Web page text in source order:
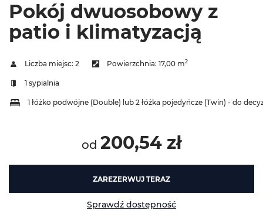
Pokój dwuosobowy z
patio i klimatyzacją
Liczba miejsc: 2 Powierzchnia: 17,00 m2
1 sypialnia
1 łóżko podwójne (Double) lub 2 łóżka pojedyńcze (Twin) - do
od 200,54 zł
ZAREZERWUJ TERAZ
Sprawdź dostępność